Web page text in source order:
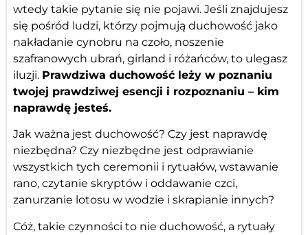
wtedy takie pytanie się nie pojawi. Jeśli znajdujesz
się pośród ludzi, którzy pojmują duchowość jako
nakładanie cynobru na czoło, noszenie
szafranowych ubrań, girland i różańców, to ulegasz
iluzji. Prawdziwa duchowość leży w poznaniu
twojej prawdziwej esencji i rozpoznaniu – kim
naprawdę jesteś.
Jak ważna jest duchowość? Czy jest naprawdę
niezbędna? Czy niezbędne jest odprawianie
wszystkich tych ceremonii i rytuałów, wstawanie
rano, czytanie skryptów i oddawanie czci,
zanurzanie lotosu w wodzie i skrapianie innych?
Cóż, takie czynności to nie duchowość, a rytuały